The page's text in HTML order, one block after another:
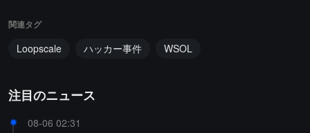
関連タグ
Loopscale ハッカー事件 WSOL
注目のニュース
08-06 02:31